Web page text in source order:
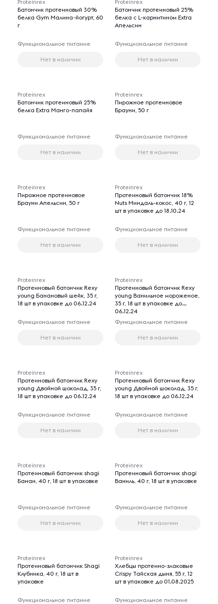
Proteinrex
Батончик протеиновый 30%
белка Gym Малина-йогурт, 60
г
Функциональное питание
Нет в наличии
Proteinrex
Батончик протеиновый 25%
белка с L-карнитином Extra
Апельсин
Функциональное питание
Нет в наличии
Proteinrex
Батончик протеиновый 25%
белка Extra Манго-папайя
Функциональное питание
Нет в наличии
Proteinrex
Пирожное протеиновое
Брауни, 50 г
Функциональное питание
Нет в наличии
Proteinrex
Пирожное протеиновое
Брауни Апельсин, 50 г
Функциональное питание
Нет в наличии
Proteinrex
Протеиновый батончик 18%
Nuts Миндаль-кокос, 40 г, 12
шт в упаковке до 18.10.24
Функциональное питание
Нет в наличии
Proteinrex
Протеиновый батончик Rexy
young Банановый шейк, 35 г,
18 шт в упаковке до 06.12.24
Функциональное питание
Нет в наличии
Proteinrex
Протеиновый батончик Rexy
young Ванильное мороженое,
35 г, 18 шт в упаковке до
06.12.24
Функциональное питание
Нет в наличии
Proteinrex
Протеиновый батончик Rexy
young Двойной шоколад, 35 г,
18 шт в упаковке до 06.12.24
Функциональное питание
Нет в наличии
Proteinrex
Протеиновый батончик Rexy
young Двойной шоколад, 35 г,
18 шт в упаковке до 06.12.24
Функциональное питание
Нет в наличии
Proteinrex
Протеиновый батончик shagi
Банан, 40 г, 18 шт в упаковке
Функциональное питание
Нет в наличии
Proteinrex
Протеиновый батончик shagi
Ваниль, 40 г, 18 шт в упаковке
Функциональное питание
Нет в наличии
Proteinrex
Протеиновый батончик Shagi
Клубника, 40 г, 18 шт в
упаковке
Функциональное питание
Proteinrex
Хлебцы протеино-злаковые
Crispy Тайская дыня, 55 г, 12
шт в упаковке до 01.08.2025
Функциональное питание